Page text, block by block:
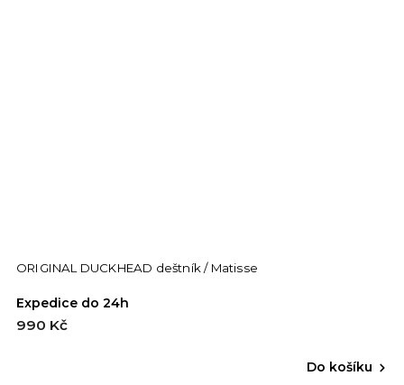
ORIGINAL DUCKHEAD deštník / Matisse
Expedice do 24h
990 Kč
Do košíku